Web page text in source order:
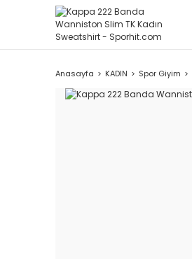
Anasayfa KADIN Spor Giyim